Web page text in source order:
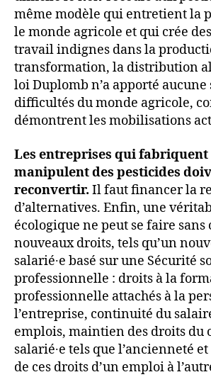
même modèle qui entretient la
le monde agricole et qui crée
travail indignes dans la
transformation, la distribution
loi Duplomb n’a apporté
difficultés du monde agricole,
démontrent les mobilisations
Les entreprises qui fabriquent
manipulent des pesticides
reconvertir. Il faut financer la
d’alternatives. Enfin, une
écologique ne peut se faire sans
nouveaux droits, tels qu’un
salarié∙e basé sur une Sécurité
professionnelle : droits à la
professionnelle attachés à la
l’entreprise, continuité du
emplois, maintien des droits du
salarié∙e tels que l’ancienneté
de ces droits d’un emploi à